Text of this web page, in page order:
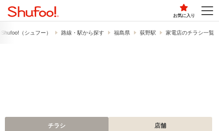
お気に入り
（シュフー） 路線・駅から探す 福島県 荻野駅 家電店のチラシ一覧
チラシ 店舗